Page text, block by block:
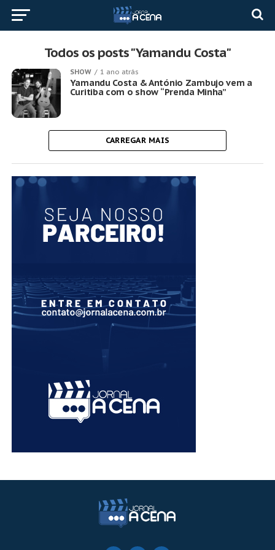
Todos os posts "Yamandu Costa"
SHOW 1 ano atrás
Yamandu Costa & António Zambujo vem a
Curitiba com o show “Prenda Minha”
CARREGAR MAIS